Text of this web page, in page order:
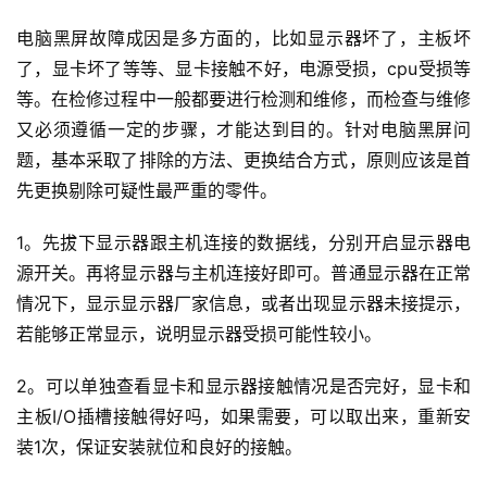
电脑黑屏故障成因是多方面的，比如显示器坏了，主板坏
了，显卡坏了等等、显卡接触不好，电源受损，cpu受损等
等。在检修过程中一般都要进行检测和维修，而检查与维修
又必须遵循一定的步骤，才能达到目的。 针对电脑黑屏问
题，基本采取了排除的方法、更换结合方式，原则应该是首
先更换剔除可疑性最严重的零件。
1。先拔下显示器跟主机连接的数据线，分别开启显示器电
源开关。再将显示器与主机连接好即可。普通显示器在正常
情况下，显示显示器厂家信息，或者出现显示器未接提示，
若能够正常显示，说明显示器受损可能性较小。
2。 可以单独查看显卡和显示器接触情况是否完好，显卡和
主板I/O插槽接触得好吗，如果需要，可以取出来，重新安
装1次，保证安装就位和良好的接触。